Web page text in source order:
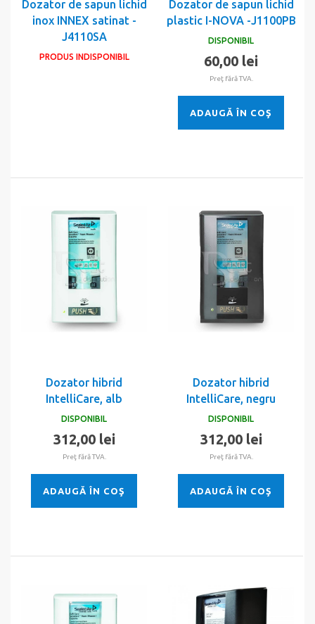
Dozator de sapun lichid
inox INNEX satinat -
J4110SA
PRODUS INDISPONIBIL
Dozator de sapun lichid
plastic I-NOVA -J1100PB
DISPONIBIL
60,00 lei
Preţ fără TVA.
ADAUGĂ ÎN COŞ
Dozator hibrid
IntelliCare, alb
DISPONIBIL
312,00 lei
Preţ fără TVA.
ADAUGĂ ÎN COŞ
Dozator hibrid
IntelliCare, negru
DISPONIBIL
312,00 lei
Preţ fără TVA.
ADAUGĂ ÎN COŞ